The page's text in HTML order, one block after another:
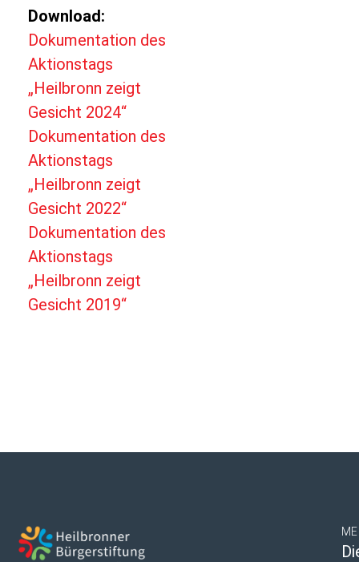
Download:
Dokumentation des
Aktionstags
„Heilbronn zeigt
Gesicht 2024“
Dokumentation des
Aktionstags
„Heilbronn zeigt
Gesicht 2022“
Dokumentation des
Aktionstags
„Heilbronn zeigt
Gesicht 2019“